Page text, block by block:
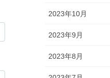
2023年10月
2023年9月
2023年8月